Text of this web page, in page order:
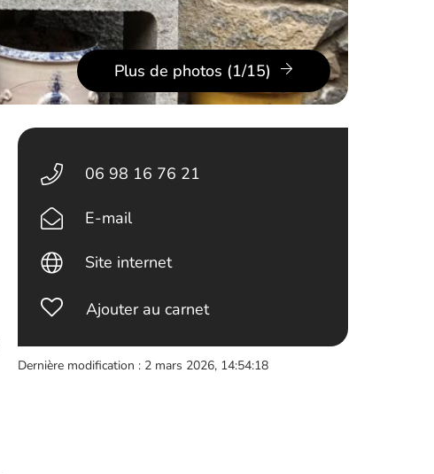
Plus de photos (1/15)
06 98 16 76 21
E-mail
Site internet
Ajouter au carnet
Dernière modification : 2 mars 2026, 14:54:18